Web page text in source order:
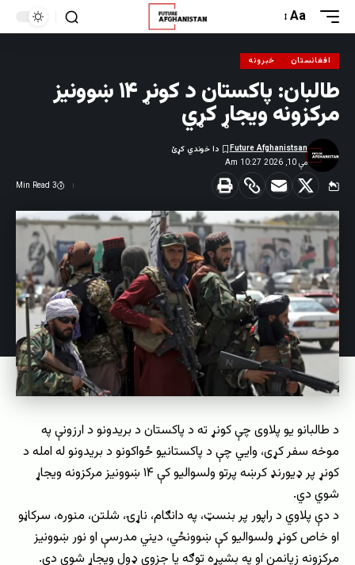
Aa
افغانستان خبرونه
طالبان: پاکستان د کونړ ۱۴ ښوونیز
مرکزونه ویجاړ کړي
مې 10, 2026 10:27 Am
Future Afghanistsan
3 Min Read
د طالبانو یو پلاوی چې کونړ ته د پاکستان د بریدونو د ارزونې په
موخه سفر کړی، وایي چې د پاکستانیو ځواکونو د بریدونو له امله د
کونړ پر ډيورنډ کرښه پرتو ولسوالیو کې ۱۴ ښوونیز مرکزونه ویجاړ
شوي دي.
د دې پلاوي د راپور پر بنسټ، په دانګام، ناړۍ، شلتن، منوره، سرکاڼو
او خاص کونړ ولسوالیو کې ښوونځي، دیني مدرسې او نور ښوونیز
مرکزونه زیانمن او په بشپړه توګه یا جزوي ډول ویجاړ شوي دي.